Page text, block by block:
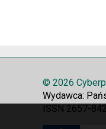
© 2026
Wydawca:
ISSN 2657-